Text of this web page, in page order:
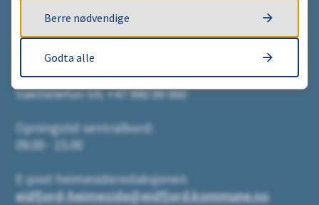
Send e-post:
postmottak@eidfjord.kommune.no
Sentralbord: +47 53 67 35 00
Vakttelefon VA: +47 990 99 900
Opningstid sentralbord:
09.00 - 15.00
E-post heimesideredaksjonen
eidfjord-heimeside@eidfjord.kommune.no
Berre nødvendige
Godta alle